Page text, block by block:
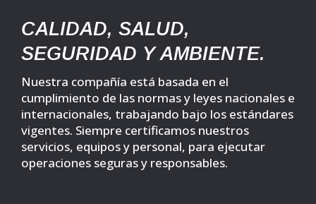
CALIDAD, SALUD,
SEGURIDAD Y AMBIENTE.
Nuestra compañía está basada en el
cumplimiento de las normas y leyes nacionales e
internacionales, trabajando bajo los estándares
vigentes. Siempre certificamos nuestros
servicios, equipos y personal, para ejecutar
operaciones seguras y responsables.